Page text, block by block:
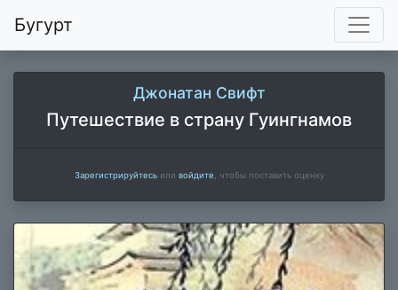
Бугурт
Джонатан Свифт
Путешествие в страну Гуингнамов
Зарегистрируйтесьили войдите , чтобы поставить оценку